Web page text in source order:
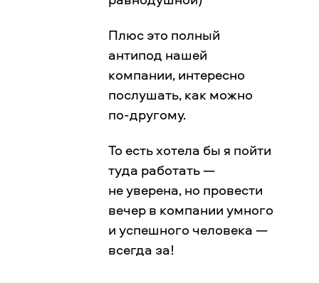
Плюс это полный
антипод нашей
компании, интересно
послушать, как можно
по-другому.
То есть хотела бы я пойти
туда работать —
не уверена, но провести
вечер в компании умного
и успешного человека —
всегда за!